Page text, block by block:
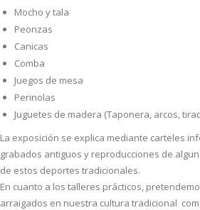
Mocho y tala
Peonzas
Canicas
Comba
Juegos de mesa
Perinolas
Juguetes de madera (Taponera, arcos,
La exposición se explica mediante carteles
grabados antiguos y reproducciones de
de estos deportes tradicionales.
En cuanto a los talleres prácticos,
arraigados en nuestra cultura tradicional